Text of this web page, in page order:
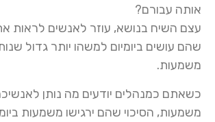
אותה עבורם?
עצם השיח בנושא, עוזר לאנשים לראות
שהם עושים ביומיום למשהו יותר גדול
משמעות.
כשאתם כמנהלים יודעים מה נותן
משמעות, הסיכוי שהם ירגישו משמעות